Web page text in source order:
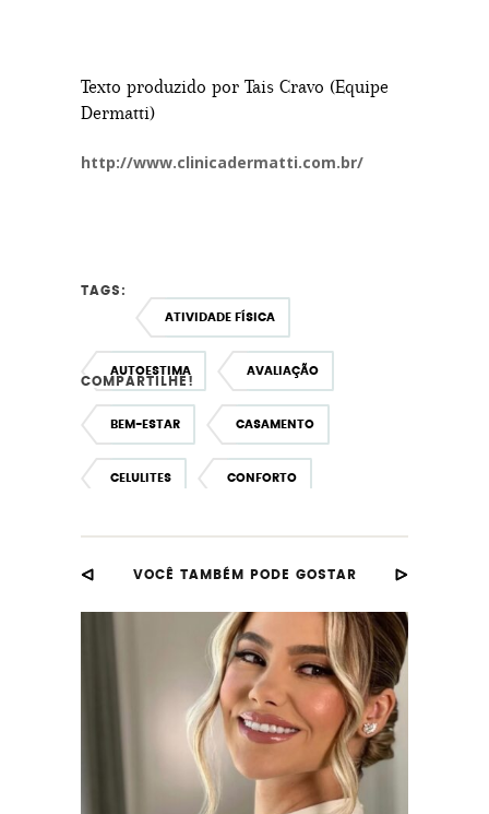
Texto produzido por Tais Cravo (Equipe
Dermatti)
http://www.clinicadermatti.com.br/
TAGS:
ATIVIDADE FÍSICA
AUTOESTIMA AVALIAÇÃO
BEM-ESTAR CASAMENTO
CELULITES CONFORTO
DRENAGEM LINFÁTICA ESPECIAL
EVENTO FACIAL
GORDURA LOCALIZADA
IMPERFEIÇÃO
COMPARTILHE!
VOCÊ TAMBÉM PODE GOSTAR